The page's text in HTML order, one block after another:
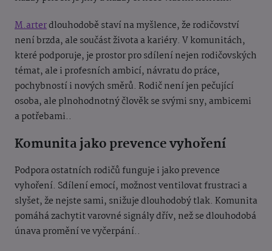
M.arterdlouhodobě staví na myšlence, že rodičovství
není brzda, ale součást života a kariéry. V komunitách,
které podporuje, je prostor pro sdílení nejen rodičovských
témat, ale i profesních ambicí, návratu do práce,
pochybností i nových směrů. Rodič není jen pečující
osoba, ale plnohodnotný člověk se svými sny, ambicemi
a potřebami..
Komunita jako prevence vyhoření
Podpora ostatních rodičů funguje i jako prevence
vyhoření. Sdílení emocí, možnost ventilovat frustraci a
slyšet, že nejste sami, snižuje dlouhodobý tlak. Komunita
pomáhá zachytit varovné signály dřív, než se dlouhodobá
únava promění ve vyčerpání..